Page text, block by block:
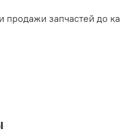
продажи запчастей до